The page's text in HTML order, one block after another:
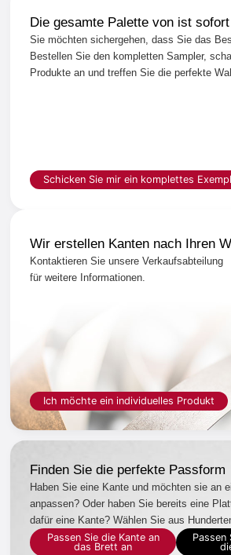
Die gesamte Palette von ist
Sie möchten sichergehen, dass Sie das
Bestellen Sie den kompletten Sampler,
Produkte an und treffen Sie die perfekte
Schicken Sie mir ein komplettes
Wir erstellen Kanten nach Ihren
Kontaktieren Sie unsere Verkaufsabteilung
für weitere Informationen.
Ich möchte ein individuelles Produkt
Finden Sie die perfekte Passform
Haben Sie eine Kante und möchten sie an
anpassen? Oder haben Sie bereits eine
dafür eine Kante? Wählen Sie aus
Passen Sie die Kante an
das Brett an
Passen